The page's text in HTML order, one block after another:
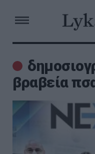
βραβεία